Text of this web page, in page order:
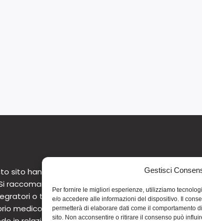
Gestisci
Per fornire le migliori esperienze, utilizziamo
e/o accedere alle informazioni del dispositivo. Il
permetterà di elaborare dati come il comportamento
sito. Non acconsentire o ritirare il consenso può
sito hanno carattere informativo generale e non
raccomanda di non intraprendere o interrompere
o tantomeno medicinali (nemmeno
medico. Questo avviso vale per tutte le pagine